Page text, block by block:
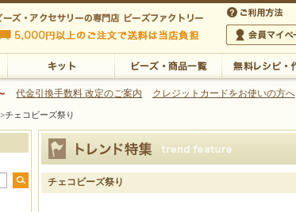
ーツ・金具など・アクセサリーの専門店
代金引換手数料 改定のご案内 クレジットカードをお使いの方へ
>チェコビーズ祭り
チェコビーズ祭り